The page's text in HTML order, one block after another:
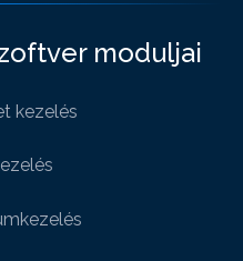
moduljai
kezelés